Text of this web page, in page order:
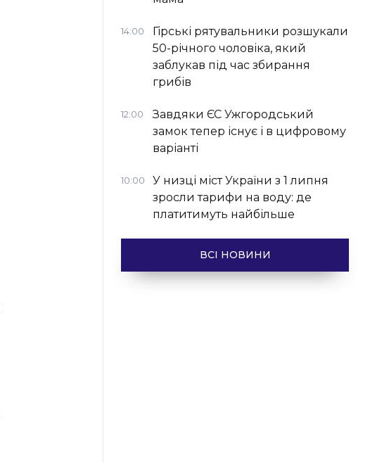
14:00
Гірські рятувальники розшукали
50-річного чоловіка, який
заблукав під час збирання
грибів
12:00
Завдяки ЄС Ужгородський
замок тепер існує і в цифровому
варіанті
10:00
У низці міст України з 1 липня
зросли тарифи на воду: де
платитимуть найбільше
ВСІ НОВИНИ